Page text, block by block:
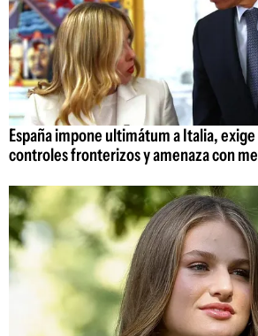
España impone ultimátum a Italia,
controles fronterizos y amenaza con